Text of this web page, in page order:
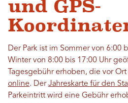
und GPS-
Der Park ist im Sommer von 6:00
Winter von 8:00 bis 17:00 Uhr
Tagesgebühr erhoben, die vor
online. DerJahreskarte für den
Parkeintritt wird eine Gebühr